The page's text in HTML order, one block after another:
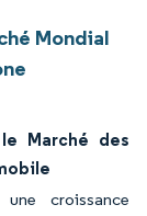
Mondial
Marché des
croissance